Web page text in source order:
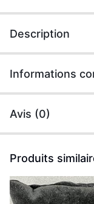
Description
Informations
Avis (0)
Produits